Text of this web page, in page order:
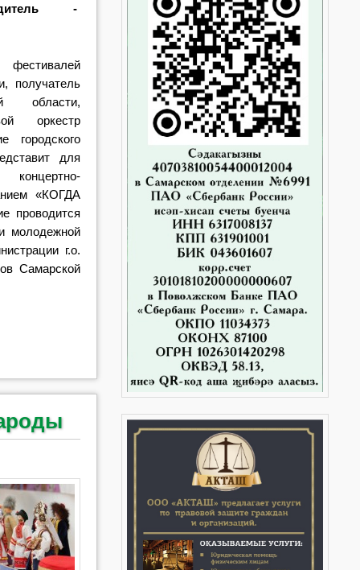
-
получатель
области,
оркестр
городского
для
«КОГДА
молодежной
г.о.
Самарской